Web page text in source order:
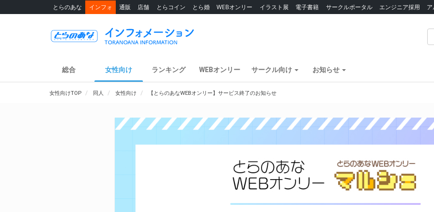
とらのあな インフォ 通販 店舗 とらコイン とら婚 WEBオンリー イラスト展 電子書籍 サークルポータル エンジニア採用
総合 女性向け ランキング WEBオンリー サークル向け お知らせ
女性向けTOP 同人 女性向け 【とらのあなWEBオンリー】サービス終了のお知らせ